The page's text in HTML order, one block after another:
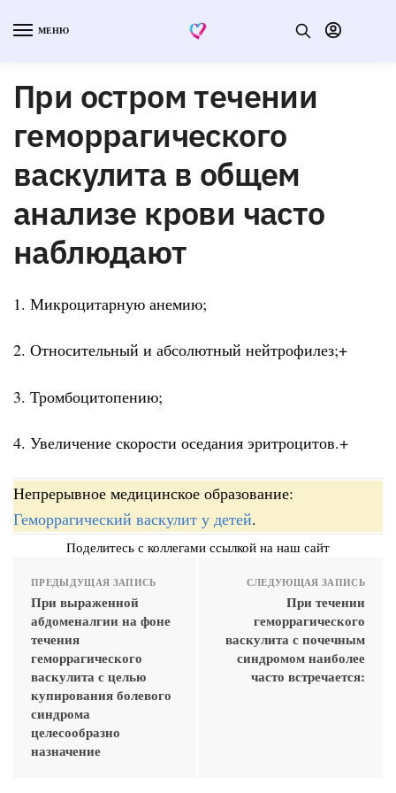
МЕНЮ
При остром течении
геморрагического
васкулита в общем
анализе крови часто
наблюдают
1. Микроцитарную анемию;
2. Относительный и абсолютный нейтрофилез;+
3. Тромбоцитопению;
4. Увеличение скорости оседания эритроцитов.+
Непрерывное медицинское образование:
Геморрагический васкулит у детей.
Поделитесь с коллегами ссылкой на наш сайт
ПРЕДЫДУЩАЯ ЗАПИСЬ
При выраженной
абдоменалгии на фоне
течения
геморрагического
васкулита с целью
купирования болевого
синдрома
целесообразно
назначение
СЛЕДУЮЩАЯ ЗАПИСЬ
При течении
геморрагического
васкулита с почечным
синдромом наиболее
часто встречается: